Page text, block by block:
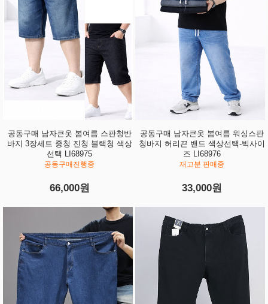
공동구매 남자큰옷 봄여름 스판청반
바지 3장세트 중청 진청 블랙청 색상
선택 LI68975
공동구매진행중
66,000원
공동구매 남자큰옷 봄여름 워싱스판
청바지 허리끈 밴드 색상선택-빅사이
즈 LI68976
재고분 판매중
33,000원